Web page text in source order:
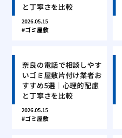
と丁寧さを比較
2026.05.15
ゴミ屋敷
奈良の電話で相談しやす
いゴミ屋敷片付け業者お
すすめ5選｜心理的配慮
と丁寧さを比較
2026.05.15
ゴミ屋敷